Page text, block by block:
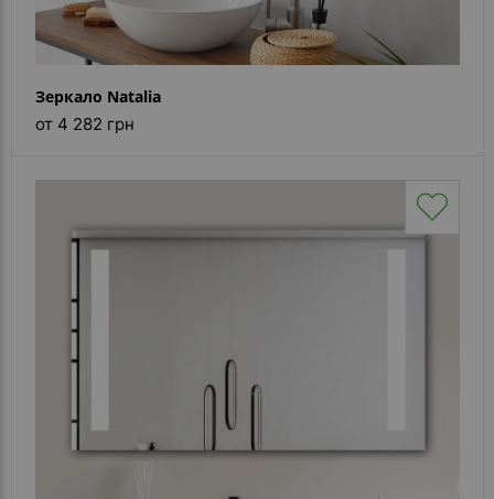
Зеркало Natalia
от 4 282 грн